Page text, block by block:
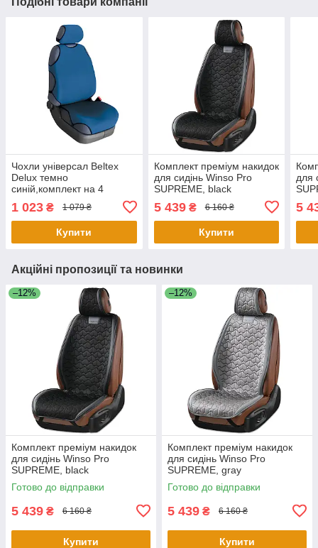
Чохли універсал Beltex
Delux темно
синій,комплект на 4
сидіння, без підголовників
1 023 ₴ 1 079 ₴
Купити
Комплект преміум накидок
для сидінь Winso Pro
SUPREME, black
5 439₴ 6 160 ₴
Купити
для
5
Акційні пропозиції та новинки
–12%
Комплект преміум накидок
для сидінь Winso Pro
SUPREME, black
Готово до відправки
5 439 ₴ 6 160 ₴
Купити
–12%
Комплект преміум накидок
для сидінь Winso Pro
SUPREME, gray
Готово до відправки
5 439 ₴ 6 160 ₴
Купити